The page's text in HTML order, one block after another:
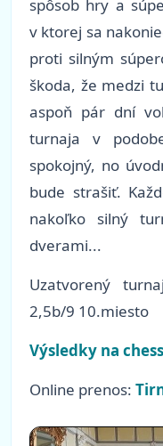
spôsob hry a
v ktorej sa
proti silným
škoda, že medzi
aspoň pár dní
turnaja v
spokojný, no
bude strašiť.
nakoľko silný
dverami...
Uzatvorený
2,5b/9 10.miesto
Výsledky na
Online prenos: